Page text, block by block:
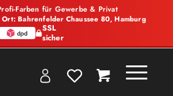
Farben für Gewerbe & Privat
Bahrenfelder Chaussee 80, Hamburg
SSL
sicher